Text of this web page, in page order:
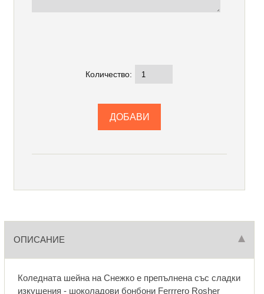
Количество:
ОПИСАНИЕ
Коледната шейна на Снежко е препълнена със сладки
изкушения - шоколадови бонбони Ferrrero Rosher